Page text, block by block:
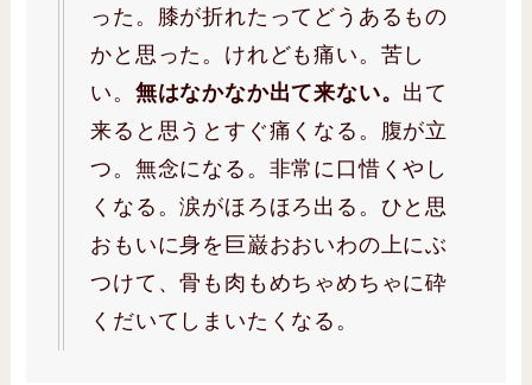
った。膝が折れたってどうあるもの
かと思った。けれども痛い。苦し
い。 無はなかなか出て来ない。 出て
来ると思うとすぐ痛くなる。腹が立
つ。無念になる。非常に口惜くやし
くなる。涙がほろほろ出る。ひと思
おもいに身を巨巌おおいわの上にぶ
つけて、骨も肉もめちゃめちゃに砕
くだいてしまいたくなる。